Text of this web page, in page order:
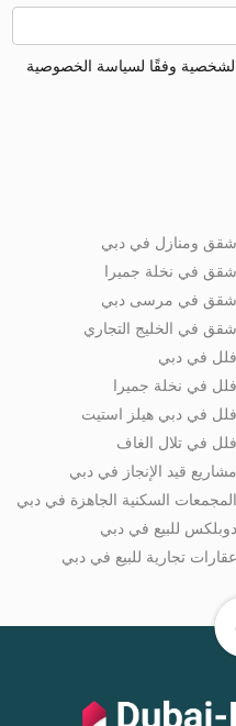
الشخصية وفقًا لسياسة الخصوصية
شقق ومنازل في دبي
شقق في نخلة جميرا
شقق في مرسى دبي
شقق في الخليج التجاري
فلل في دبي
فلل في نخلة جميرا
فلل في دبي هيلز استيت
فلل في تلال الغاف
مشاريع قيد الإنجاز في دبي
المجمعات السكنية الجاهزة في دبي
دوبلكس للبيع في دبي
عقارات تجارية للبيع في دبي